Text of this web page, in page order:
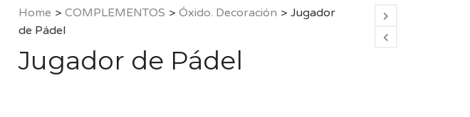
Home > COMPLEMENTOS > Óxido. Decoración > Jugador
de Pádel
Jugador de Pádel